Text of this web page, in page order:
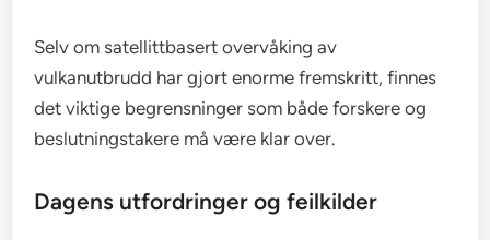
Selv om satellittbasert overvåking av
vulkanutbrudd har gjort enorme fremskritt, finnes
det viktige begrensninger som både forskere og
beslutningstakere må være klar over.
Dagens utfordringer og feilkilder